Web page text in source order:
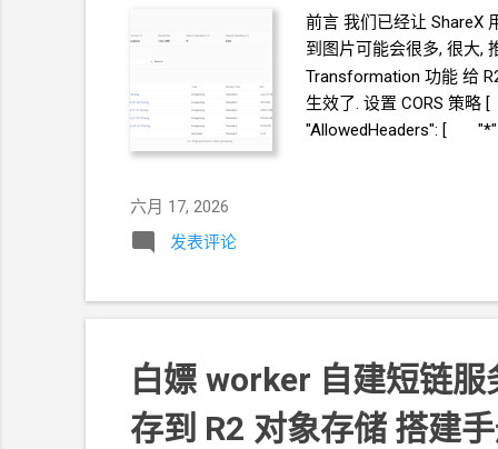
前言 我们已经让 ShareX
到图片可能会很多, 很大,
Transformation 功能 给
生效了. 设置 CORS
"AllowedHeaders": [ "*"
六月 17, 2026
发表评论
白嫖 worker 自建短链
存到 R2 对象存储 搭建